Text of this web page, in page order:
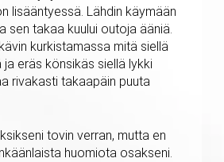
lisääntyessä. Lähdin käymään
sen takaa kuului outoja ääniä.
kurkistamassa mitä siellä
ja eräs könsikäs siellä lykki
rivakasti takaapäin puuta
tovin verran, mutta en
huomiota osakseni.